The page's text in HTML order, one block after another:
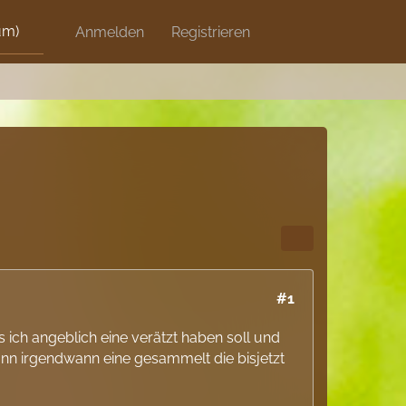
Anmelden Registrieren
Discord Artikel Blog
#1
ich angeblich eine verätzt haben soll und
irgendwann eine gesammelt die bisjetzt